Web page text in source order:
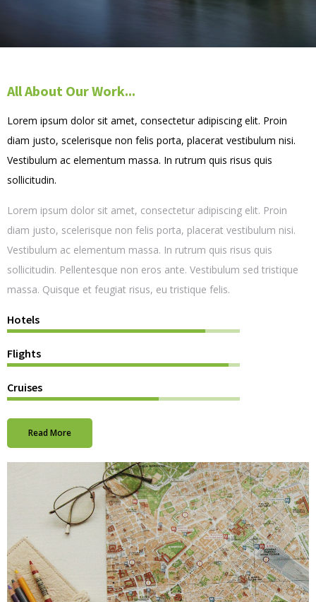
All About Our Work...
Lorem ipsum dolor sit amet, consectetur adipiscing elit. Proin
diam justo, scelerisque non felis porta, placerat vestibulum nisi.
Vestibulum ac elementum massa. In rutrum quis risus quis
sollicitudin.
Lorem ipsum dolor sit amet, consectetur adipiscing elit. Proin
diam justo, scelerisque non felis porta, placerat vestibulum nisi.
Vestibulum ac elementum massa. In rutrum quis risus quis
sollicitudin. Pellentesque non eros ante. Vestibulum sed tristique
massa. Quisque et feugiat risus, eu tristique felis.
Hotels
Flights
Cruises
Read More